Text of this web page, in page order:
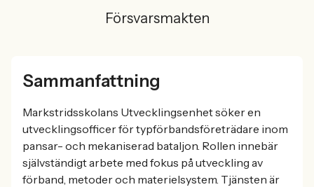
Försvarsmakten
Sammanfattning
Markstridsskolans Utvecklingsenhet söker en
utvecklingsofficer för typförbandsföreträdare inom
pansar- och mekaniserad bataljon. Rollen innebär
självständigt arbete med fokus på utveckling av
förband, metoder och materielsystem. Tjänsten är